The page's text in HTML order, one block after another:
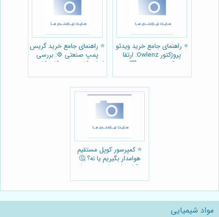
⭐️ راهنمای جامع خرید ویدئو
پروژکتور Owlenz: ارتقا
کیفیت تصویر 🖼️
⭐️ راهنمای جامع خرید گریس
پمپ صنعتی ⚙️: بررسی
انواع، کاربردها و نکات کلیدی
⭐️ کمپرسور کوپل مستقیم
هوامدار بگیریم یا نه؟ 🤔
(راهنمای جامع خرید با
مواد شیمیایی